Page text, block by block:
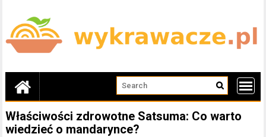
content
Właściwości zdrowotne Satsuma: Co warto
wiedzieć o mandarynce?